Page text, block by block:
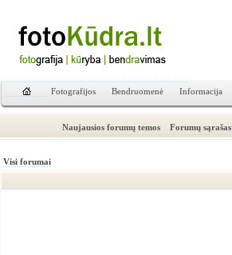
Fotografijos Bendruomenė Informacija
Naujausios forumų temos Forumų sąrašas
Visi forumai